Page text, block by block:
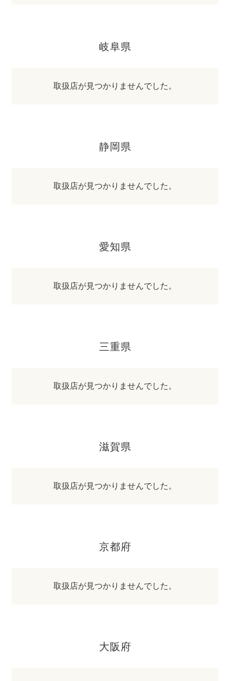
岐阜県
取扱店が見つかりませんでした。
静岡県
取扱店が見つかりませんでした。
愛知県
取扱店が見つかりませんでした。
三重県
取扱店が見つかりませんでした。
滋賀県
取扱店が見つかりませんでした。
京都府
取扱店が見つかりませんでした。
大阪府